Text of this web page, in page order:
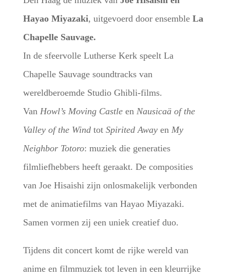
Hayao Miyazaki, uitgevoerd door ensemble La
Chapelle Sauvage.
In de sfeervolle Lutherse Kerk speelt La
Chapelle Sauvage soundtracks van
wereldberoemde Studio Ghibli-films.
Van Howl’s Moving Castleen Nausicaä of the
Valley of the Windtot Spirited Awayen My
Neighbor Totoro: muziek die generaties
filmliefhebbers heeft geraakt. De composities
van Joe Hisaishi zijn onlosmakelijk verbonden
met de animatiefilms van Hayao Miyazaki.
Samen vormen zij een uniek creatief duo.
Tijdens dit concert komt de rijke wereld van
anime en filmmuziek tot leven in een kleurrijke